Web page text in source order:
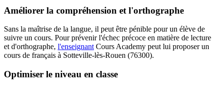
Améliorer la compréhension et l'orthographe
Sans la maîtrise de la langue, il peut être pénible pour un élève de
suivre un cours. Pour prévenir l'échec précoce en matière de lecture
et d'orthographe, l'enseignantCours Academy peut lui proposer un
cours de français à Sotteville-lès-Rouen (76300).
Optimiser le niveau en classe